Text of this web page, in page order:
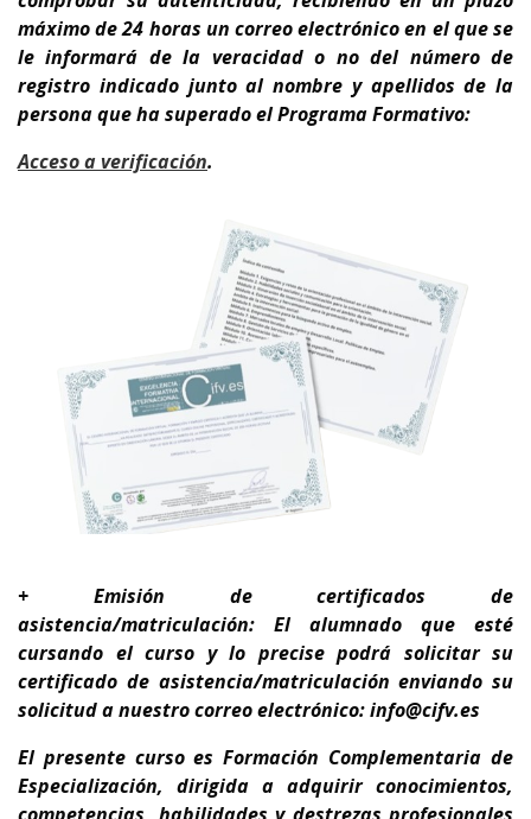
máximo de 24 horas un correo electrónico en el que se
le informará de la veracidad o no del número de
registro indicado junto al nombre y apellidos de la
persona que ha superado el Programa Formativo:
Acceso a verificación.
+ Emisión de certificados de
asistencia/matriculación: El alumnado que esté
cursando el curso y lo precise podrá solicitar su
certificado de asistencia/matriculación enviando su
solicitud a nuestro correo electrónico: info@cifv.es
El presente curso esFormación Complementaria de
Especialización, dirigida a adquirir conocimientos,